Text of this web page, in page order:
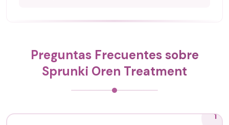
Preguntas Frecuentes sobre
Sprunki Oren Treatment
1